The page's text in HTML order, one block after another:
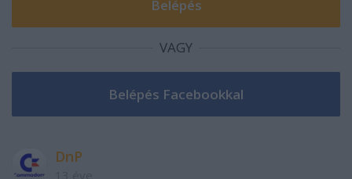
VAGY
DnP